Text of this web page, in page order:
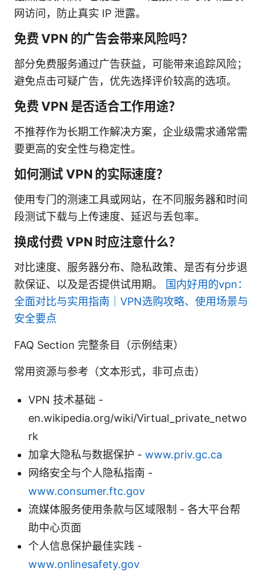
网访问，防止真实 IP 泄露。
免费 VPN 的广告会带来风险吗？
部分免费服务通过广告获益，可能带来追踪风险；
避免点击可疑广告，优先选择评价较高的选项。
免费 VPN 是否适合工作用途？
不推荐作为长期工作解决方案，企业级需求通常需
要更高的安全性与稳定性。
如何测试 VPN 的实际速度？
使用专门的测速工具或网站，在不同服务器和时间
段测试下载与上传速度、延迟与丢包率。
换成付费 VPN 时应注意什么？
对比速度、服务器分布、隐私政策、是否有分步退
款保证、以及是否提供试用期。
国内好用的vpn：
全面对比与实用指南｜VPN选购攻略、使用场景与
安全要点
FAQ Section 完整条目（示例结束）
常用资源与参考（文本形式，非可点击）
VPN 技术基础 -
en.wikipedia.org/wiki/Virtual_private_netwo
rk
加拿大隐私与数据保护 - www.priv.gc.ca
网络安全与个人隐私指南 -
www.consumer.ftc.gov
流媒体服务使用条款与区域限制 - 各大平台帮
助中心页面
个人信息保护最佳实践 -
www.onlinesafety.gov